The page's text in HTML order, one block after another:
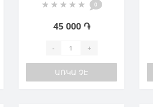
0
45 000 ֏
- +
ԱՌԿԱ ՉԷ